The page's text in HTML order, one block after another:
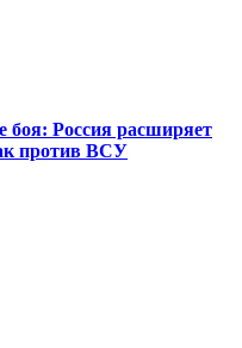
боя: Россия расширяет
против ВСУ